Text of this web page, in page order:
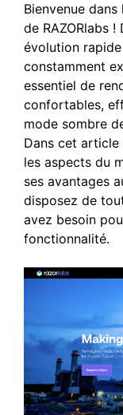
Bienvenue
de RAZORlabs
évolution rapide
constamment
essentiel de
confortables,
mode sombre
Dans cet
les aspects du
ses avantages
disposez de
avez besoin
fonctionnalité.